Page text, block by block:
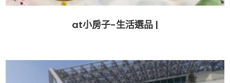
at小房子-生活選品 |